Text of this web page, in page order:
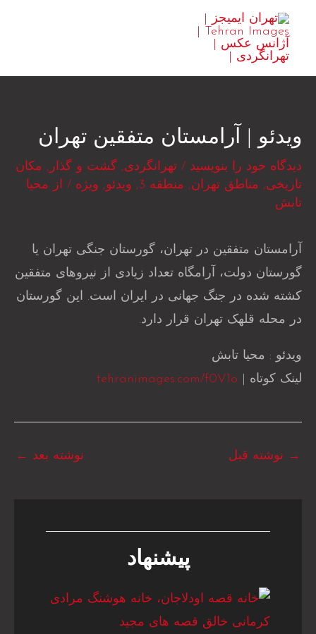
محتوا
ویدئو | آرامستان متفقین تهران
دیدگاه‌ خود را بنویسید / تهرانگردی, گشت و گذار , مکان
تاریخی, مناطق تهران, منطقه 3 , ویدئو, ویژه / از
محیا
تابش
آرامستان متفقین در تهران، گورستان جنگی تهران یا
گورستان دولت، آرامگاه تعداد زیادی از نیروهای متفقین
کشته شده در جنگ جهانی در ایران است. این گورستان
در محله قلهک تهران قرار دارد.
ویدئو : محیا تابش
لینک کوتاه | tehranimages.com/f0V1o
→ نوشته قبل نوشته بعد ←
پیشنهاد